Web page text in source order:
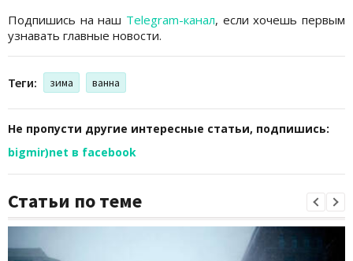
Подпишись на наш Telegram-канал, если хочешь первым
узнавать главные новости.
Теги: зима ванна
Не пропусти другие интересные статьи, подпишись:
bigmir)net в facebook
Статьи по теме